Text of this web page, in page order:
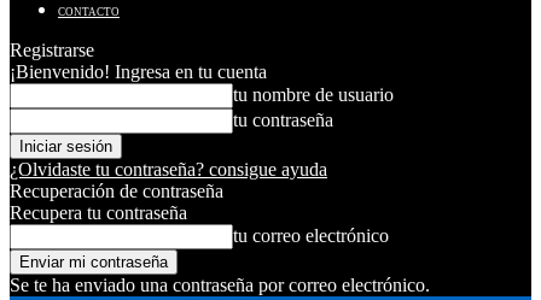
CONTACTO
Registrarse
¡Bienvenido! Ingresa en tu cuenta
tu nombre de usuario
tu contraseña
¿Olvidaste tu contraseña? consigue ayuda
Recuperación de contraseña
Recupera tu contraseña
tu correo electrónico
Se te ha enviado una contraseña por correo electrónico.